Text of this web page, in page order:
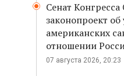
Сенат
законопроект
американских
отношении
07 августа 2026, 20:23